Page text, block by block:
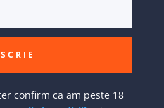
confirm ca am peste 18